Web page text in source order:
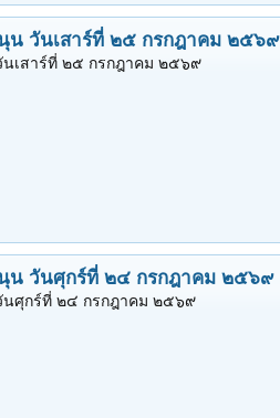
น วันเสาร์ที่ ๒๕ กรกฎาคม ๒๕๖๙
นเสาร์ที่ ๒๕ กรกฎาคม ๒๕๖๙
นุน วันศุกร์ที่ ๒๔ กรกฎาคม ๒๕๖๙
นศุกร์ที่ ๒๔ กรกฎาคม ๒๕๖๙